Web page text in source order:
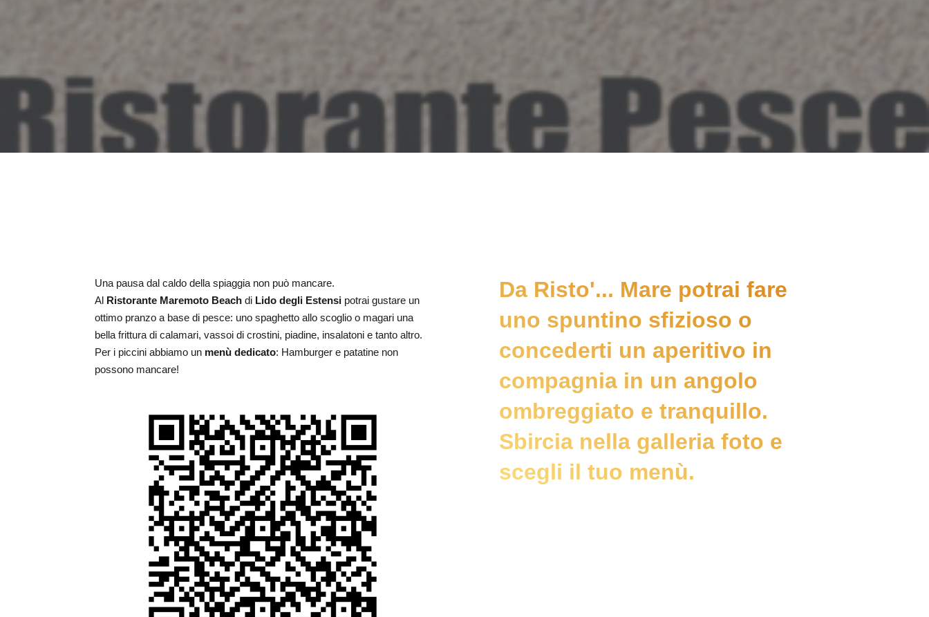
Una pausa dal caldo della spiaggia non può mancare.
Al Ristorante Maremoto Beach di Lido degli Estensi potrai gustare un
ottimo pranzo a base di pesce: uno spaghetto allo scoglio o magari una
bella frittura di calamari, vassoi di crostini, piadine, insalatoni e tanto altro.
Per i piccini abbiamo un menù dedicato: Hamburger e patatine non
possono mancare!
Da Risto'... Mare potrai fare
uno spuntino sfizioso o
concederti un aperitivo in
compagnia in un angolo
ombreggiato e tranquillo.
Sbircia nella galleria foto e
scegli il tuo menù.